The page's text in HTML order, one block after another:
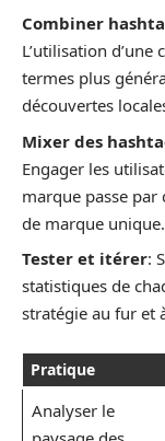
Combiner
L’utilisation
termes plus
découvertes
Mixer des
Engager les
marque passe
de marque unique.
Tester et itérer:
statistiques de
stratégie au fur et
Pratique
Analyser le